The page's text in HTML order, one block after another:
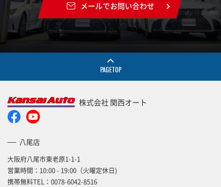
メールでお問い合わせ
PAGETOP
株式会社 関西オート
八尾店
大阪府八尾市東老原1-1-1
営業時間：10:00 - 19:00（火曜定休日)
携帯無料TEL： 0078-6042-8516